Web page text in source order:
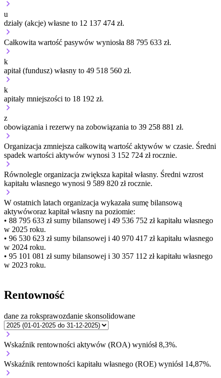
u
działy (akcje) własne to 12 137 474 zł.
Całkowita wartość pasywów wyniosła 88 795 633 zł.
k
apitał (fundusz) własny to 49 518 560 zł.
k
apitały mniejszości to 18 192 zł.
z
obowiązania i rezerwy na zobowiązania to 39 258 881 zł.
Organizacja zmniejsza całkowitą wartość aktywów w czasie. Średni
spadek wartości aktywów wynosi 3 152 724 zł rocznie.
Równolegle organizacja zwiększa kapitał własny. Średni wzrost
kapitału własnego wynosi 9 589 820 zł rocznie.
W ostatnich latach organizacja wykazała sumę bilansową
aktywóworaz kapitał własny na poziomie:
• 88 795 633 złsumy bilansowej i 49 536 752 zł kapitału własnego
w 2025 roku.
• 96 530 623 złsumy bilansowej i 40 970 417 zł kapitału własnego
w 2024 roku.
• 95 101 081 złsumy bilansowej i 30 357 112 zł kapitału własnego
w 2023 roku.
Rentowność
dane za roksprawozdanie skonsolidowane
Wskaźnik rentowności aktywów (ROA) wyniósł 8,3%.
Wskaźnik rentowności kapitału własnego (ROE) wyniósł 14,87%.